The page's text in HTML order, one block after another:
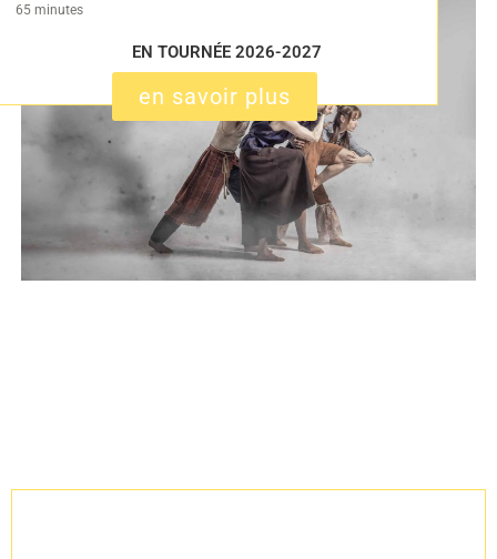
65 minutes
EN TOURNÉE 2026-2027
en savoir plus